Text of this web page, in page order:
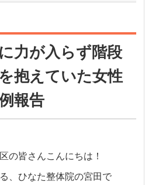
力が入らず階段
抱えていた女性
報告
の皆さんこんにちは！
、ひなた整体院の宮田で